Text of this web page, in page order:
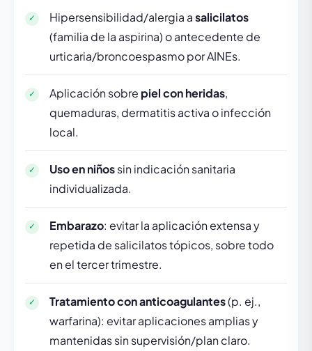
Hipersensibilidad/alergia asalicilatos
(familia de la aspirina) o antecedente de
urticaria/broncoespasmo por AINEs.
Aplicación sobre piel con heridas,
quemaduras, dermatitis activa o infección
local.
Uso en niñossin indicación sanitaria
individualizada.
Embarazo: evitar la aplicación extensa y
repetida de salicilatos tópicos, sobre todo
en el tercer trimestre.
Tratamiento con anticoagulantes(p. ej.,
warfarina): evitar aplicaciones amplias y
mantenidas sin supervisión/plan claro.